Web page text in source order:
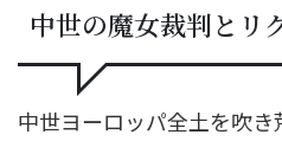
中世の魔女裁判とリ
中世ヨーロッパ全土を吹き